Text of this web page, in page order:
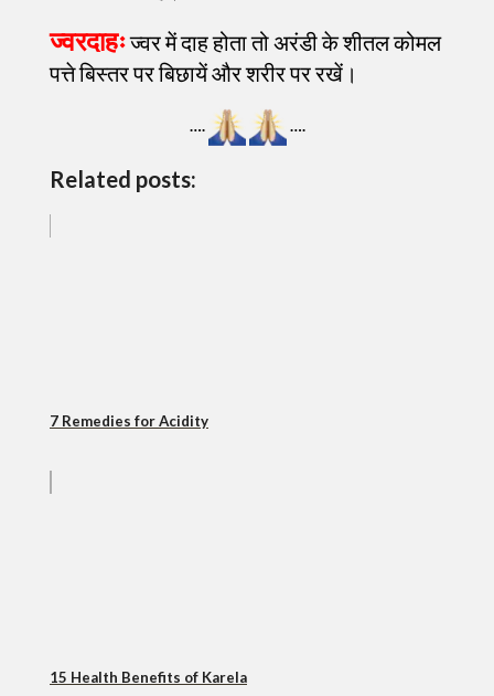
ज्वरदाहःज्वर में दाह होता तो अरंडी के शीतल कोमल
पत्ते बिस्तर पर बिछायें और शरीर पर रखें।
…. ….
Related posts:
7 Remedies for Acidity
15 Health Benefits of Karela